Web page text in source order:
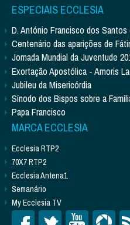
ESPECIAIS ECCLESIA
D. António Francisco dos Santos
Centenário das aparições de
Jornada Mundial da Juventude
Exortação Apostólica - Amoris
Jubileu da Misericórdia
Sínodo dos Bispos sobre a
Papa Francisco
MARCA ECCLESIA
Ecclesia RTP2
70X7 RTP2
Ecclesia Antena1
Semanário
My Ecclesia TV